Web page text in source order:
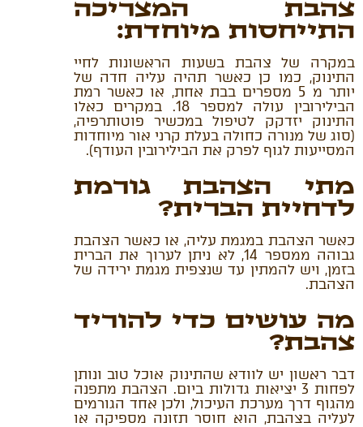
צהבת המצריכה
התייחסות מיוחדת:
במקרה של צהבת בשעות הראשונות לחיי
התינוק, כמו כן כאשר תהיה עליה חדה של
יותר מ 5 מספרים בבת אחת, או כאשר רמת
הבילירובין עולה למספר 18. במקרים כאלו
התינוק יזדקק לטיפול במכשיר פוטותרפיה,
(סוג של מנורה כחולה בעלת קרני אור מיוחדות
המסייעות לגוף לפרק את הבילירובין העודף).
מתי הצהבת גורמת
לדחיית הברית?
כאשר הצהבת במגמת עליה, או כאשר הצהבת
גבוהה ממספר 14, לא ניתן לערוך את הברית
בזמן, ויש להמתין עד שנצפית מגמת ירידה של
הצהבת.
מה עושים כדי להוריד
צהבת?
דבר ראשון יש לוודא שהתינוק אוכל טוב ונותן
לפחות 3 יציאות גדולות ביום. הצהבת מתפנה
מהגוף דרך מערכת העיכול, ולכן אחד הגורמים
לעליה בצהבת, הוא חוסר תזונה מספיקה או